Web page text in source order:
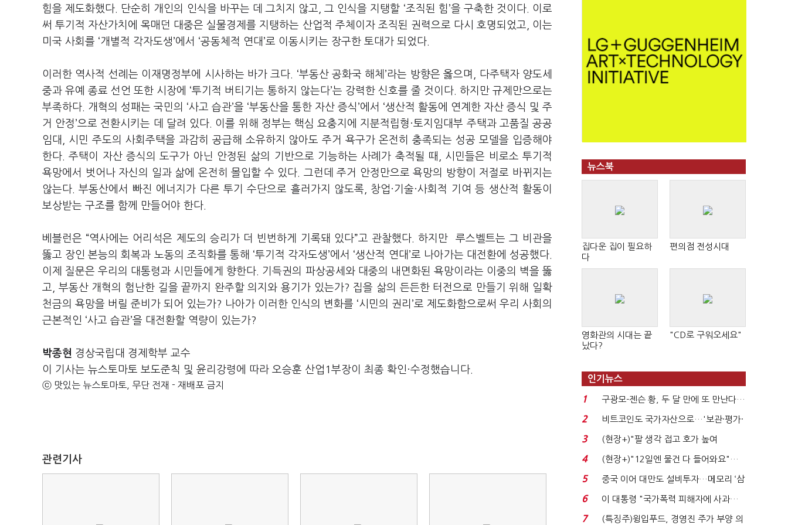
힘을 제도화했다. 단순히 개인의 인식을 바꾸는 데 그치지 않고, 그 인식을 지탱할 ‘조직된 힘’을 구축한 것이다. 이로
써 투기적 자산가치에 목매던 대중은 실물경제를 지탱하는 산업적 주체이자 조직된 권력으로 다시 호명되었고, 이는
미국 사회를 ‘개별적 각자도생’에서 ‘공동체적 연대’로 이동시키는 장구한 토대가 되었다.
이러한 역사적 선례는 이재명정부에 시사하는 바가 크다. ‘부동산 공화국 해체’라는 방향은 옳으며, 다주택자 양도세
중과 유예 종료 선언 또한 시장에 ‘투기적 버티기는 통하지 않는다’는 강력한 신호를 줄 것이다. 하지만 규제만으로는
부족하다. 개혁의 성패는 국민의 ‘사고 습관’을 ‘부동산을 통한 자산 증식’에서 ‘생산적 활동에 연계한 자산 증식 및 주
거 안정’으로 전환시키는 데 달려 있다. 이를 위해 정부는 핵심 요충지에 지분적립형·토지임대부 주택과 고품질 공공
임대, 시민 주도의 사회주택을 과감히 공급해 소유하지 않아도 주거 욕구가 온전히 충족되는 성공 모델을 입증해야
한다. 주택이 자산 증식의 도구가 아닌 안정된 삶의 기반으로 기능하는 사례가 축적될 때, 시민들은 비로소 투기적
욕망에서 벗어나 자신의 일과 삶에 온전히 몰입할 수 있다. 그런데 주거 안정만으로 욕망의 방향이 저절로 바뀌지는
않는다. 부동산에서 빠진 에너지가 다른 투기 수단으로 흘러가지 않도록, 창업·기술·사회적 기여 등 생산적 활동이
보상받는 구조를 함께 만들어야 한다.
베블런은 “역사에는 어리석은 제도의 승리가 더 빈번하게 기록돼 있다”고 관찰했다. 하지만 루스벨트는 그 비관을
뚫고 장인 본능의 회복과 노동의 조직화를 통해 ‘투기적 각자도생’에서 ‘생산적 연대’로 나아가는 대전환에 성공했다.
이제 질문은 우리의 대통령과 시민들에게 향한다. 기득권의 파상공세와 대중의 내면화된 욕망이라는 이중의 벽을 뚫
고, 부동산 개혁의 험난한 길을 끝까지 완주할 의지와 용기가 있는가? 집을 삶의 든든한 터전으로 만들기 위해 일확
천금의 욕망을 버릴 준비가 되어 있는가? 나아가 이러한 인식의 변화를 ‘시민의 권리’로 제도화함으로써 우리 사회의
근본적인 ‘사고 습관’을 대전환할 역량이 있는가?
박종현 경상국립대 경제학부 교수
이 기사는 뉴스토마토 보도준칙 및 윤리강령에 따라 오승훈 산업1부장이 최종 확인·수정했습니다.
ⓒ 맛있는 뉴스토마토, 무단 전재 - 재배포 금지
관련기사
뉴스북
집다운 집이 필요하
다
편의점 전성시대
영화관의 시대는 끝
났다?
"CD로 구워오세요"
인기뉴스
1
구광모-젠슨 황, 두 달 만에 또 만난다…
로봇·AI 등 논...
2
비트코인도 국가자산으로…'보관·평가·
처분' 기준은 ...
3
(현장+)"팔 생각 접고 호가 높여
요"…'덜 똘똘한 한 채' 20...
4
(현장+)"12일엔 물건 다 들어와요"…
빈 매대 채우며 문 연 ...
5
중국 이어 대만도 설비투자…메모리 ‘삼
국전쟁’
6
이 대통령 "국가폭력 피해자에 사과…
적극적 조사로 진...
7 (특징주)윙입푸드, 경영진 주가 부양 의